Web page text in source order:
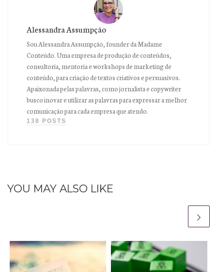
Alessandra Assumpção
Sou Alessandra Assumpção, founder da Madame
Conteúdo. Uma empresa de produção de conteúdos,
consultoria, mentoria e workshops de marketing de
conteúdo, para criação de textos criativos e persuasivos.
Apaixonada pelas palavras, como jornalista e copywriter
busco inovar e utilizar as palavras para expressar a melhor
comunicação para cada empresa que atendo.
138 POSTS
YOU MAY ALSO LIKE